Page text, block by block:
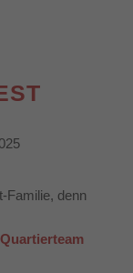
Familie, denn